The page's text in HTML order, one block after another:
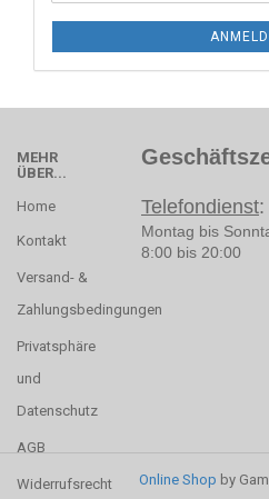
MEHR
ÜBER...
Home
Kontakt
Versand- &
Zahlungsbedingungen
Privatsphäre
und
Datenschutz
AGB
Widerrufsrecht
Telefondienst:
Montag bis
8:00 bis 20:00
Online Shop by